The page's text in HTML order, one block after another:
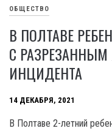
ОБЩЕСТВО
В ПОЛТАВЕ
С
ИНЦИДЕНТА
14 ДЕКАБРЯ, 2021
В Полтаве 2-летний